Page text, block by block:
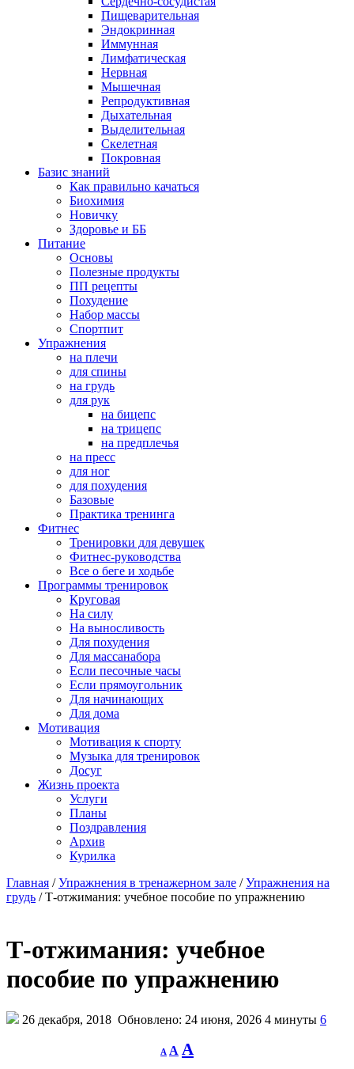
Пищеварительная
Эндокринная
Иммунная
Лимфатическая
Нервная
Мышечная
Репродуктивная
Дыхательная
Выделительная
Скелетная
Покровная
Базис знаний
Как правильно качаться
Биохимия
Новичку
Здоровье и ББ
Питание
Основы
Полезные продукты
ПП рецепты
Похудение
Набор массы
Спортпит
Упражнения
на плечи
для спины
на грудь
для рук
на бицепс
на трицепс
на предплечья
на пресс
для ног
для похудения
Базовые
Практика тренинга
Фитнес
Тренировки для девушек
Фитнес-руководства
Все о беге и ходьбе
Программы тренировок
Круговая
На силу
На выносливость
Для похудения
Для массанабора
Если песочные часы
Если прямоугольник
Для начинающих
Для дома
Мотивация
Мотивация к спорту
Музыка для тренировок
Досуг
Жизнь проекта
Услуги
Планы
Поздравления
Архив
Курилка
Главная / Упражнения в тренажерном зале / Упражнения на
грудь / Т-отжимания: учебное пособие по упражнению
Т-отжимания: учебное
пособие по упражнению
26 декабря, 2018 Обновлено: 24 июня, 2026 4 минуты 6
A
Decrease
font
A Reset
font
A